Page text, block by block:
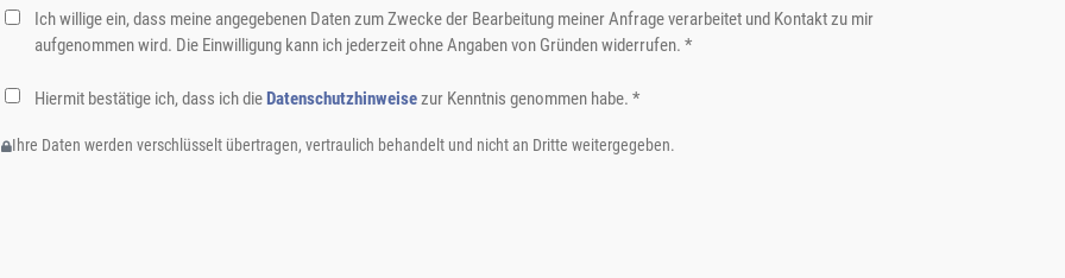
Ich willige ein, dass meine angegebenen Daten zum Zwecke der Bearbeitung meiner Anfrage verarbeitet und Kontakt zu mir
aufgenommen wird. Die Einwilligung kann ich jederzeit ohne Angaben von Gründen widerrufen. *
Hiermit bestätige ich, dass ich die Datenschutzhinweisezur Kenntnis genommen habe. *
Ihre Daten werden verschlüsselt übertragen, vertraulich behandelt und nicht an Dritte weitergegeben.